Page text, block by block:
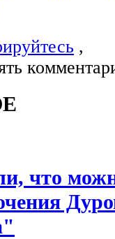
,
что